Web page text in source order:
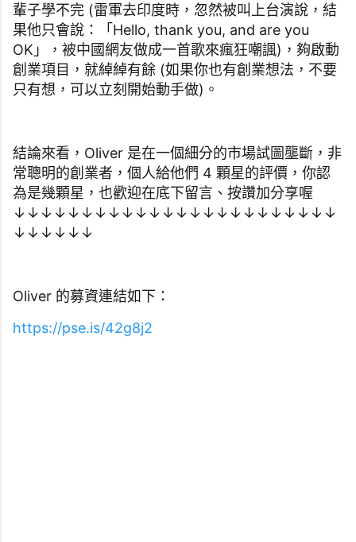
輩子學不完 (雷軍去印度時，忽然被叫上台演說，結
果他只會說：「Hello, thank you, and are you
OK」，被中國網友做成一首歌來瘋狂嘲諷)，夠啟動
創業項目，就綽綽有餘 (如果你也有創業想法，不要
只有想，可以立刻開始動手做)。
結論來看，Oliver 是在一個細分的市場試圖壟斷，非
常聰明的創業者，個人給他們 4 顆星的評價，你認
為是幾顆星，也歡迎在底下留言、按讚加分享喔
↓ ↓ ↓ ↓ ↓ ↓ ↓ ↓ ↓ ↓ ↓ ↓ ↓ ↓ ↓ ↓ ↓ ↓ ↓ ↓ ↓ ↓ ↓ ↓
↓ ↓ ↓ ↓ ↓ ↓
Oliver 的募資連結如下：
https://pse.is/42g8j2